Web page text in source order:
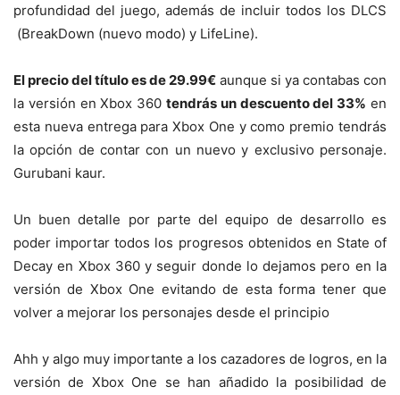
profundidad del juego, además de incluir todos los DLCS
(BreakDown (nuevo modo) y LifeLine).
El precio del título es de 29.99€ aunque si ya contabas con
la versión en Xbox 360 tendrás un descuento del 33% en
esta nueva entrega para Xbox One y como premio tendrás
la opción de contar con un nuevo y exclusivo personaje.
Gurubani kaur.
Un buen detalle por parte del equipo de desarrollo es
poder importar todos los progresos obtenidos en State of
Decay en Xbox 360 y seguir donde lo dejamos pero en la
versión de Xbox One evitando de esta forma tener que
volver a mejorar los personajes desde el principio
Ahh y algo muy importante a los cazadores de logros, en la
versión de Xbox One se han añadido la posibilidad de